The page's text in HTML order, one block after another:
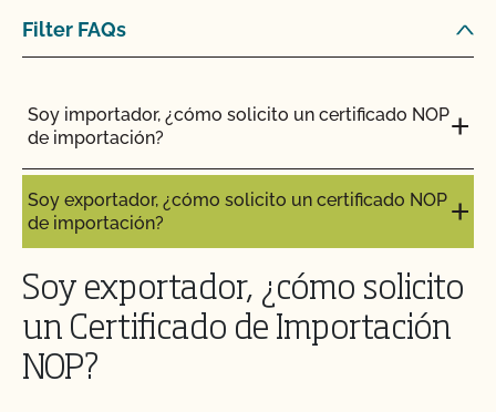
Filter FAQs
Soy importador, ¿cómo solicito un certificado NOP
de importación?
Soy exportador, ¿cómo solicito un certificado NOP
de importación?
Soy exportador, ¿cómo solicito
un Certificado de Importación
NOP?